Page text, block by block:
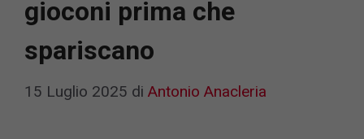
gioconi prima che
spariscano
15 Luglio 2025 di Antonio Anacleria